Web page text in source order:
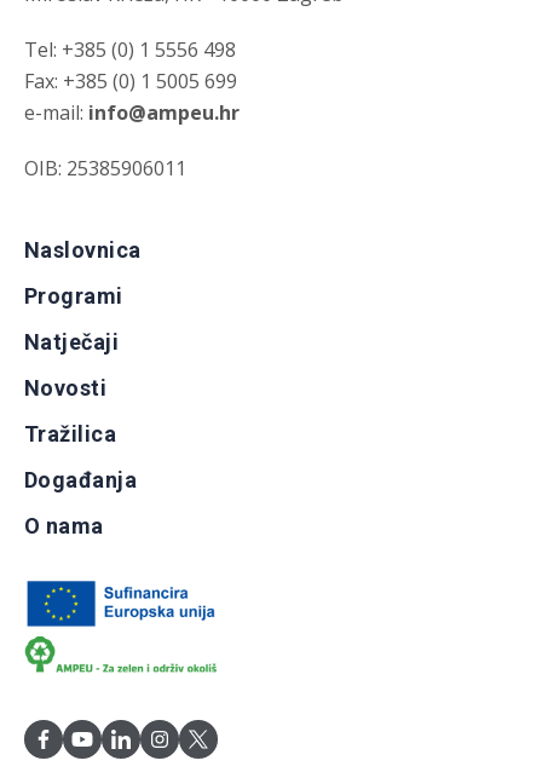
Tel: +385 (0) 1 5556 498
Fax: +385 (0) 1 5005 699
e-mail: info@ampeu.hr
OIB: 25385906011
Naslovnica
Programi
Natječaji
Novosti
Tražilica
Događanja
O nama